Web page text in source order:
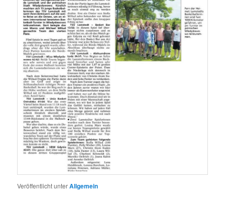
Veröffentlicht unterAllgemein